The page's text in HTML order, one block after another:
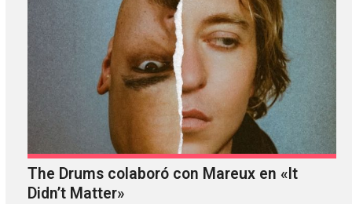
The Drums colaboró con Mareux en «It
Didn’t Matter»